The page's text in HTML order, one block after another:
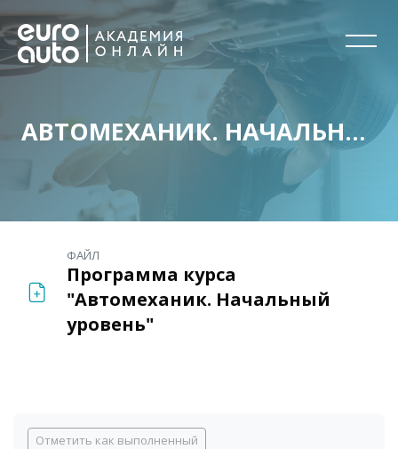
АВТОМЕХАНИК. НАЧАЛЬНЫЙ УРОВЕНЬ
ФАЙЛ
Программа курса
"Автомеханик. Начальный
уровень"
Блоки
Требуемые условия завершения
Отметить как выполненный